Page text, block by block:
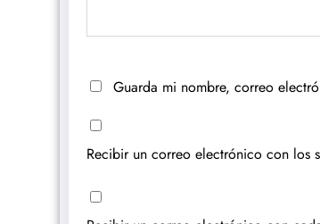
Guarda mi nombre, correo
Recibir un correo electrónico con los